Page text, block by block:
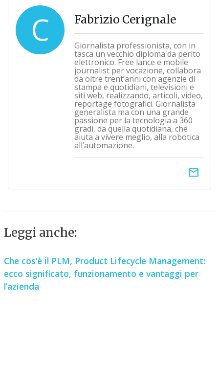
C Fabrizio Cerignale
Giornalista professionista, con in
tasca un vecchio diploma da perito
elettronico. Free lance e mobile
journalist per vocazione, collabora
da oltre trent’anni con agenzie di
stampa e quotidiani, televisioni e
siti web, realizzando, articoli, video,
reportage fotografici. Giornalista
generalista ma con una grande
passione per la tecnologia a 360
gradi, da quella quotidiana, che
aiuta a vivere meglio, alla robotica
all’automazione.
email
Leggi anche:
Che cos’è il PLM, Product Lifecycle Management:
ecco significato, funzionamento e vantaggi per
l’azienda